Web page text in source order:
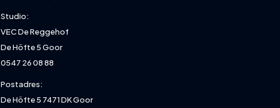
Studio:
VEC De Reggehof
De Höfte 5 Goor
0547 26 08 88
Postadres:
De Höfte 5 7471 DK Goor